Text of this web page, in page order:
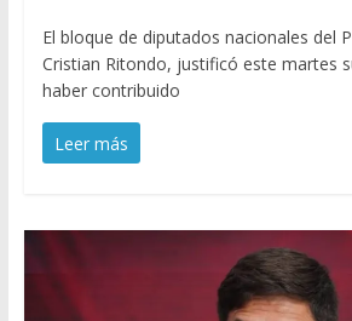
El bloque de diputados nacionales del
Cristian Ritondo, justificó este martes
haber contribuido
Leer más